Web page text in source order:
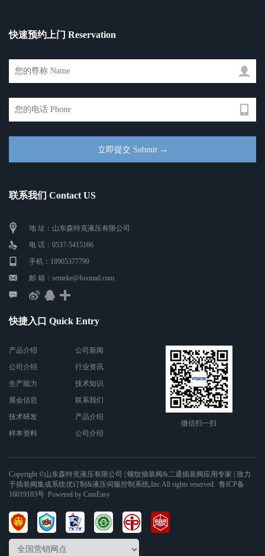
快速预约上门 Reservation
联系我们 Contact US
地 址：山东森特克液压有限公司
电 话：0537-5415166
手机：18905377799
邮 箱：senteke@foxmail.com
快捷入口 Quick Entry
产品介绍
公司介绍
生产能力
展会信息
技术研发
样本资料
公司新闻
行业资讯
技术知识
联系我们
产品介绍
公司介绍
微信扫一扫
Copyright ©山东森特克液压有限公司
| 螺纹插装阀&二通插装阀应用专家 | 致力
于插装阀集成系统优订制&液压伺服控制系统,Inc.All rights reserved. 鲁ICP备
16019183号 Powered by CmsEasy